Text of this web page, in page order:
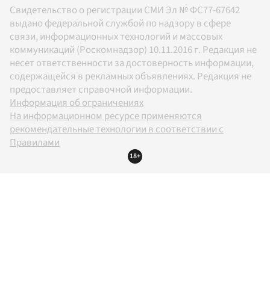
Свидетельство о регистрации СМИ Эл № ФС77-67642
выдано федеральной службой по надзору в сфере
связи, информационных технологий и массовых
коммуникаций (Роскомнадзор) 10.11.2016 г. Редакция не
несет ответственности за достоверность информации,
содержащейся в рекламных объявлениях. Редакция не
предоставляет справочной информации.
Информация об ограничениях
На информационном ресурсе применяются
рекомендательные технологии в соответствии с
Правилами
18+